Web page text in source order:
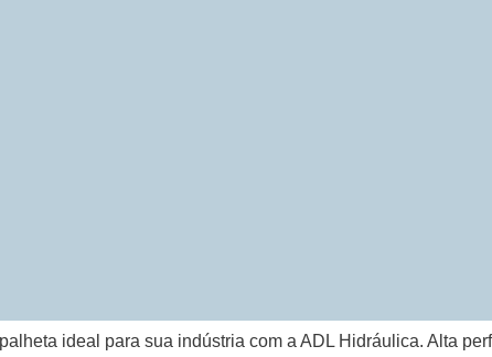
ideal para sua indústria com a ADL Hidráulica. Alta